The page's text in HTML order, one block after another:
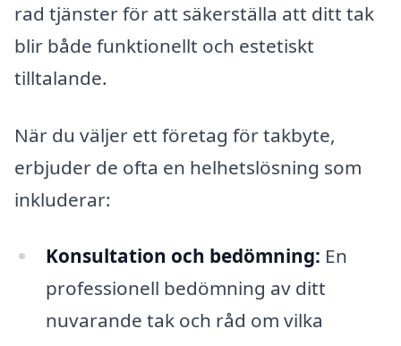
rad tjänster för att säkerställa att ditt tak
blir både funktionellt och estetiskt
tilltalande.
När du väljer ett företag för takbyte,
erbjuder de ofta en helhetslösning som
inkluderar:
Konsultation och bedömning: En
professionell bedömning av ditt
nuvarande tak och råd om vilka